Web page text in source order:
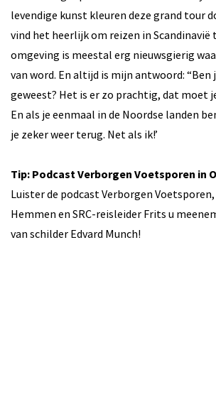
levendige kunst kleuren deze grand tour
vind het heerlijk om reizen in Scandinavië
omgeving is meestal erg nieuwsgierig
van word. En altijd is mijn antwoord: “Ben
geweest? Het is er zo prachtig, dat moet
En als je eenmaal in de Noordse landen
je zeker weer terug. Net als ik!’
Tip: Podcast Verborgen Voetsporen in
Luister de podcast Verborgen
Hemmen en SRC-reisleider Frits u
van schilder Edvard Munch!